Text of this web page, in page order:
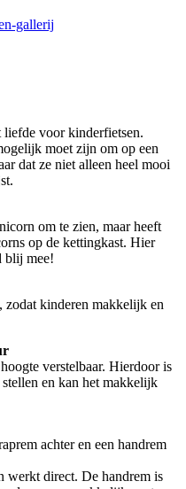
gallerij
liefde voor kinderfietsen.
moet zijn om op een
dat ze niet alleen heel mooi
om te zien, maar heeft
op de kettingkast. Hier
blij mee!
zodat kinderen makkelijk en
verstelbaar. Hierdoor is
en kan het makkelijk
achter en een handrem
werkt direct. De handrem is